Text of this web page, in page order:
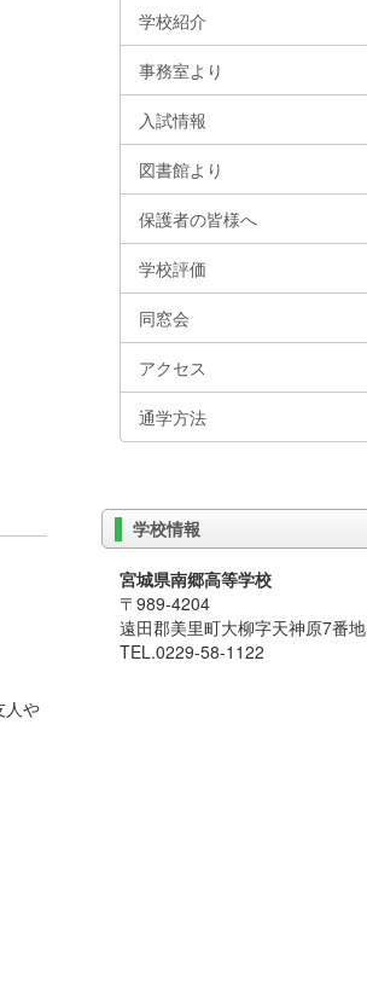
人や
学校紹介
事務室より
入試情報
図書館より
保護者の皆様へ
学校評価
同窓会
アクセス
通学方法
学校情報
宮城県南郷高等学校
〒989-4204
遠田郡美里町大柳字天神原7番地
TEL.0229-58-1122